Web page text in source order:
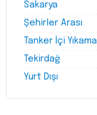
Sakarya
Şehirler Arası
Tanker İçi Yıkama
Tekirdağ
Yurt Dışı